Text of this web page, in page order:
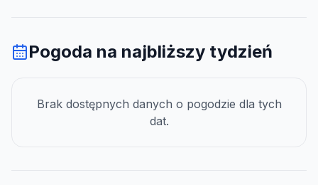
Pogoda na najbliższy tydzień
Brak dostępnych danych o pogodzie dla tych
dat.